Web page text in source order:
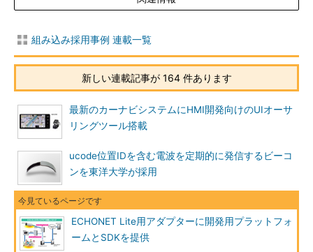
組み込み採用事例 連載一覧
新しい連載記事が 164 件あります
最新のカーナビシステムにHMI開発向けのUIオーサ
リングツール搭載
ucode位置IDを含む電波を定期的に発信するビーコ
ンを東洋大学が採用
ECHONET Lite用アダプターに開発用プラットフォ
ームとSDKを提供